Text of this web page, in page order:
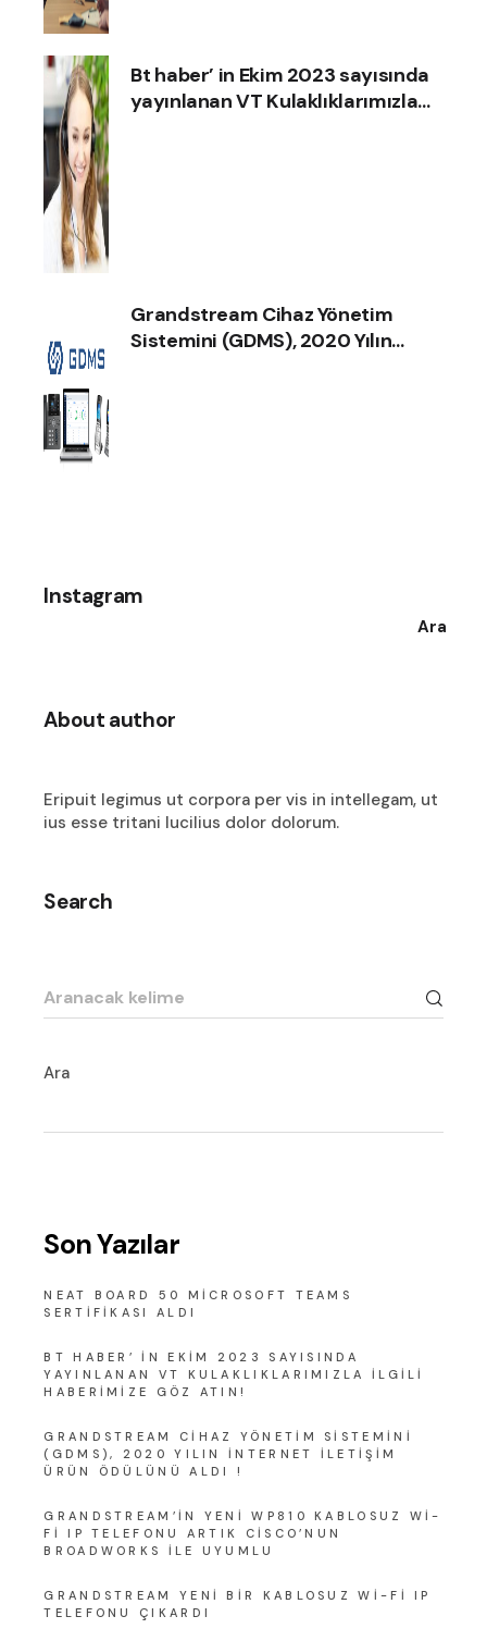
Bt haber’ in Ekim 2023 sayısında
yayınlanan VT Kulaklıklarımızla
Grandstream Cihaz Yönetim
Sistemini (GDMS), 2020 Yılın
Instagram
About author
Eripuit legimus ut corpora per vis in intellegam, ut
ius esse tritani lucilius dolor dolorum.
Search
for:
Ara
Ara
Son Yazılar
NEAT BOARD 50 MICROSOFT TEAMS
SERTIFIKASI ALDI
BT HABER’ IN EKIM 2023 SAYISINDA
YAYINLANAN VT KULAKLIKLARIMIZLA ILGILI
HABERIMIZE GÖZ ATIN!
GRANDSTREAM CIHAZ YÖNETIM SISTEMINI
(GDMS), 2020 YILIN İNTERNET İLETIŞIM
ÜRÜN ÖDÜLÜNÜ ALDI !
GRANDSTREAM’IN YENI WP810 KABLOSUZ WI-
FI IP TELEFONU ARTIK CISCO’NUN
BROADWORKS ILE UYUMLU
GRANDSTREAM YENI BIR KABLOSUZ WI-FI IP
TELEFONU ÇIKARDI